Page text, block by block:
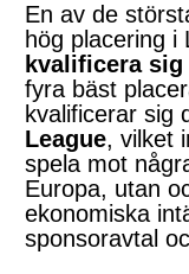
En av de
hög placering i
kvalificera
fyra bäst
kvalificerar sig
League, vilket
spela mot
Europa, utan
ekonomiska
sponsoravtal